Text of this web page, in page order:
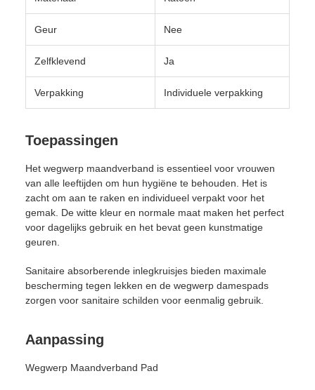
Geur Nee
Zelfklevend Ja
Verpakking Individuele verpakking
Toepassingen
Het wegwerp maandverband is essentieel voor vrouwen
van alle leeftijden om hun hygiëne te behouden. Het is
zacht om aan te raken en individueel verpakt voor het
gemak. De witte kleur en normale maat maken het perfect
voor dagelijks gebruik en het bevat geen kunstmatige
geuren.
Sanitaire absorberende inlegkruisjes bieden maximale
bescherming tegen lekken en de wegwerp damespads
zorgen voor sanitaire schilden voor eenmalig gebruik.
Aanpassing
Wegwerp Maandverband Pad